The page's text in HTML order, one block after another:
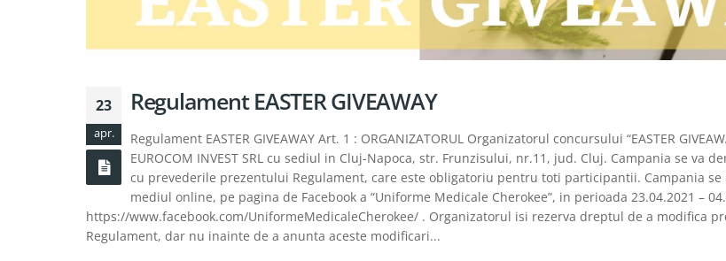
23
apr.
Regulament EASTER GIVEAWAY
Regulament EASTER GIVEAWAY Art. 1 : ORGANIZATORUL Organizatorul concursului “EASTER
EUROCOM INVEST SRL cu sediul in Cluj-Napoca, str. Frunzisului, nr.11, jud. Cluj. Campania se va
cu prevederile prezentului Regulament, care este obligatoriu pentru toti participantii. Campania se
mediul online, pe pagina de Facebook a “Uniforme Medicale Cherokee”, in perioada 23.04.2021 –
https://www.facebook.com/UniformeMedicaleCherokee/ . Organizatorul isi rezerva dreptul de a modifica
Regulament, dar nu inainte de a anunta aceste modificari...